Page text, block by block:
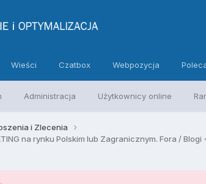
Administracja Użytkownicy online
Wieści Czatbox Webpozycja
i Zlecenia
na rynku Polskim lub Zagranicznym. Fora /